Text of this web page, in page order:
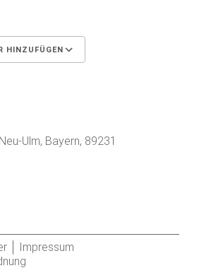
HINZUFÜGEN
Ulm, Bayern, 89231
Impressum